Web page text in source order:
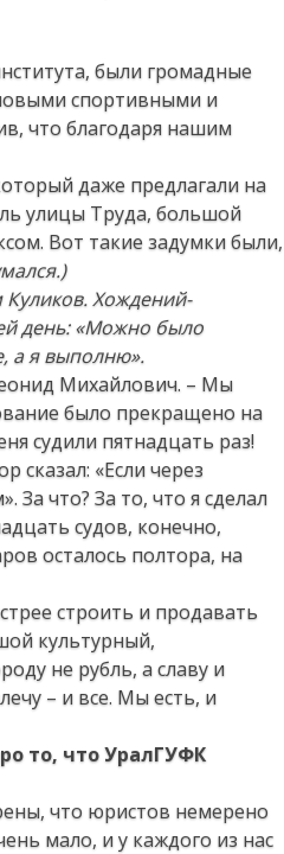
были громадные
спортивными и
что благодаря нашим
даже предлагали на
улицы Труда, большой
Вот такие задумки были,
Куликов. Хождений-
день: «Можно было
а я выполню».
Михайлович. – Мы
было прекращено на
судили пятнадцать раз!
«Если через
За что? За то, что я сделал
судов, конечно,
осталось полтора, на
строить и продавать
культурный,
не рубль, а славу и
– и все. Мы есть, и
то, что УралГУФК
что юристов немерено
мало, и у каждого из нас